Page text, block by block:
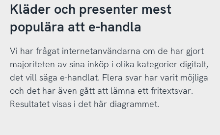
Kläder och presenter mest
populära att e-handla
Vi har frågat internetanvändarna om de har gjort
majoriteten av sina inköp i olika kategorier digitalt,
det vill säga e-handlat. Flera svar har varit möjliga
och det har även gått att lämna ett fritextsvar.
Resultatet visas i det här diagrammet.